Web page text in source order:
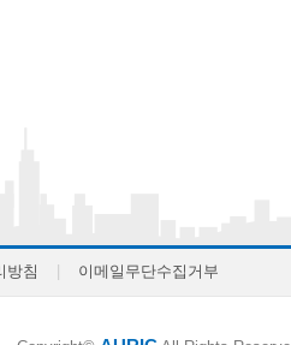
방침 이메일무단수집거부